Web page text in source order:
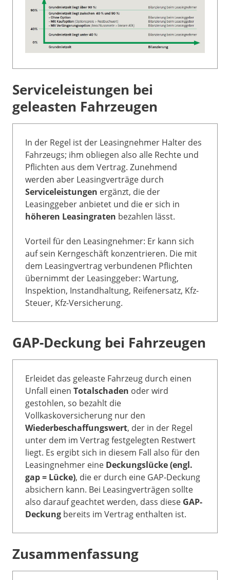
Serviceleistungen bei
geleasten Fahrzeugen
In der Regel ist der Leasingnehmer Halter des
Fahrzeugs; ihm obliegen also alle Rechte und
Pflichten aus dem Vertrag. Zunehmend
werden aber Leasingverträge durch
Serviceleistungen ergänzt, die der
Leasinggeber anbietet und die er sich in
höheren Leasingraten bezahlen lässt.
Vorteil für den Leasingnehmer: Er kann sich
auf sein Kerngeschäft konzentrieren. Die mit
dem Leasingvertrag verbundenen Pflichten
übernimmt der Leasinggeber: Wartung,
Inspektion, Instandhaltung, Reifenersatz, Kfz-
Steuer, Kfz-Versicherung.
GAP-Deckung bei Fahrzeugen
Erleidet das geleaste Fahrzeug durch einen
Unfall einen Totalschaden oder wird
gestohlen, so bezahlt die
Vollkaskoversicherung nur den
Wiederbeschaffungswert, der in der Regel
unter dem im Vertrag festgelegten Restwert
liegt. Es ergibt sich in diesem Fall also für den
Leasingnehmer eine Deckungslücke (engl.
gap = Lücke), die er durch eine GAP-Deckung
absichern kann. Bei Leasingverträgen sollte
also darauf geachtet werden, dass diese GAP-
Deckung bereits im Vertrag enthalten ist.
Zusammenfassung